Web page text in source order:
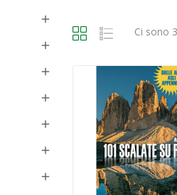







Ci sono